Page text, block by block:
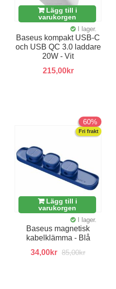
Lägg till i
varukorgen
I lager.
Baseus kompakt USB-C
och USB QC 3.0 laddare
20W - Vit
215,00kr
60%
Fri frakt
Lägg till i
varukorgen
I lager.
Baseus magnetisk
kabelklämma - Blå
34,00kr 85,00kr